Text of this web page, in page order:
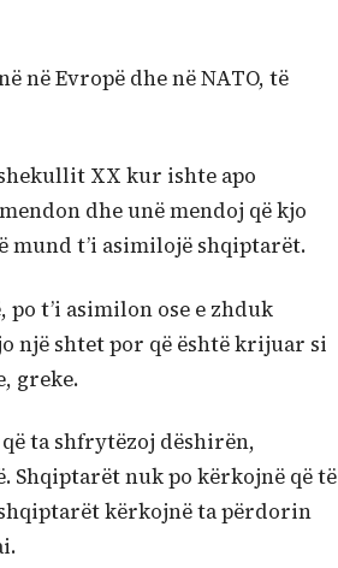
në Evropë dhe në NATO, të
XX kur ishte apo
dhe unë mendoj që kjo
mund t’i asimilojë shqiptarët.
t’i asimilon ose e zhduk
një shtet por që është krijuar si
greke.
ta shfrytëzoj dëshirën,
Shqiptarët nuk po kërkojnë që të
kërkojnë ta përdorin